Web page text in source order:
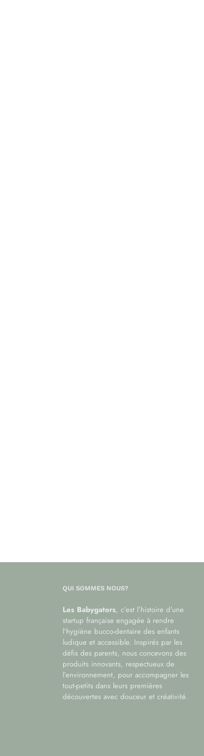
QUI SOMMES NOUS?
Les Babygators, c’est l’histoire d’une
startup française engagée à rendre
l’hygiène bucco-dentaire des enfants
ludique et accessible. Inspirés par les
défis des parents, nous concevons des
produits innovants, respectueux de
l’environnement, pour accompagner les
tout-petits dans leurs premières
découvertes avec douceur et créativité.